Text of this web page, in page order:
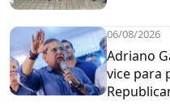
06/08/2026
Adriano
vice para